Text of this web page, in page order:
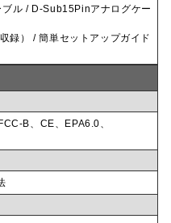
ル / D-Sub15Pinアナログケー
録） / 簡単セットアップガイド
B、CE、EPA6.0、